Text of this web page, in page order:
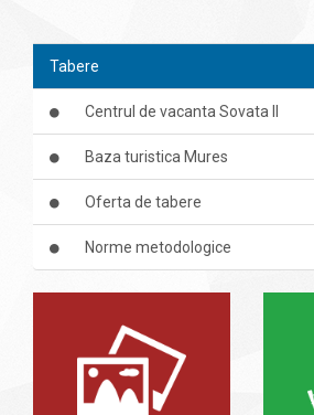
Tabere
Centrul de vacanta Sovata II
Baza turistica Mures
Oferta de tabere
Norme metodologice